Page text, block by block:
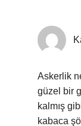
Askerlik
güzel bir
kalmış
kabaca